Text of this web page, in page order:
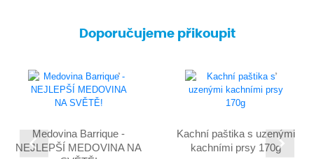
Doporučujeme přikoupit
Medovina Barrique -
NEJLEPŠÍ MEDOVINA NA
Kachní paštika s uzenými
kachními prsy 170g